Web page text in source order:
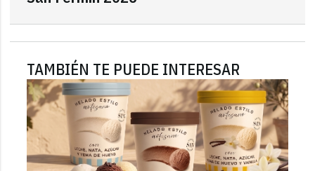
TAMBIÉN TE PUEDE INTERESAR